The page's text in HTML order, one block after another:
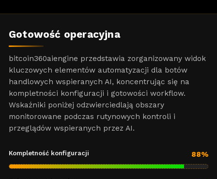
Gotowość operacyjna
bitcoin360aiengine przedstawia zorganizowany widok
kluczowych elementów automatyzacji dla botów
handlowych wspieranych AI, koncentrując się na
kompletności konfiguracji i gotowości workflow.
Wskaźniki poniżej odzwierciedlają obszary
monitorowane podczas rutynowych kontroli i
przeglądów wspieranych przez AI.
Kompletność konfiguracji 88%